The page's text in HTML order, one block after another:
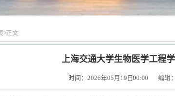
>正文
上海交通大学生物医学工程
时间：2026年05月19日 00:00 编辑：